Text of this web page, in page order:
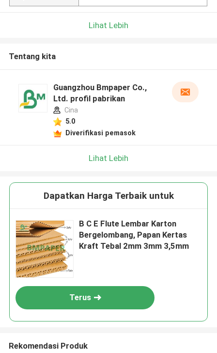
Lihat Lebih
Tentang kita
Guangzhou Bmpaper Co.,
Ltd. profil pabrikan
Cina
5.0
Diverifikasi pemasok
Lihat Lebih
Dapatkan Harga Terbaik untuk
B C E Flute Lembar Karton
Bergelombang, Papan Kertas
Kraft Tebal 2mm 3mm 3,5mm
Terus
Rekomendasi Produk